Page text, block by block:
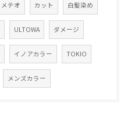
メテオ カット 白髪染め
ULTOWA ダメージ
イノアカラー TOKIO
メンズカラー